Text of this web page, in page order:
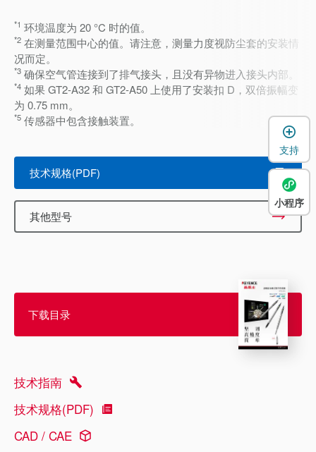
*1 环境温度为 20 °C 时的值。
*2 在测量范围中心的值。请注意，测量力度视防尘套的安装情
况而定。
*3 确保空气管连接到了排气接头，且没有异物进入接头内部。
*4 如果 GT2-A32 和 GT2-A50 上使用了安装扣 D，双倍振幅变
为 0.75 mm。
*5 传感器中包含接触装置。
技术规格(PDF)
其他型号
下载目录
技术指南
技术规格(PDF)
CAD / CAE
支持
小程序